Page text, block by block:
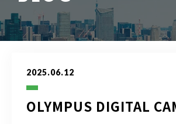
2025.06.12
OLYMPUS DIGITAL
物件情報
お客様の声